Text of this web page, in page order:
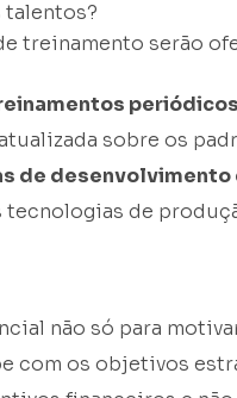
talentos?
treinamento serão
periódicos
sobre os
de desenvolvimento
tecnologias de
não só para
com os objetivos